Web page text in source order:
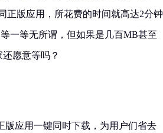
正版应用，所花费的时间就高达2分钟
一等无所谓，但如果是几百MB甚至
愿意等吗？
应用一键同时下载，为用户们省去